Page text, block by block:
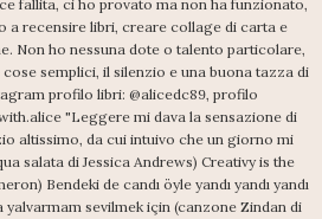
fallita, ci ho provato ma non ha funzionato,
a recensire libri, creare collage di carta e
Non ho nessuna dote o talento particolare,
semplici, il silenzio e una buona tazza di
profilo libri: @alicedc89, profilo
"Leggere mi dava la sensazione di
altissimo, da cui intuivo che un giorno mi
salata di Jessica Andrews) Creativy is the
Bendeki de candı öyle yandı yandı yandı
sevilmek için (canzone Zindan di